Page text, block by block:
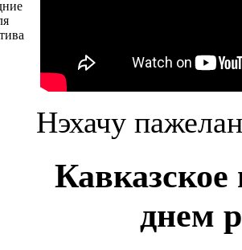
Нэхачу
Кавказское
днем